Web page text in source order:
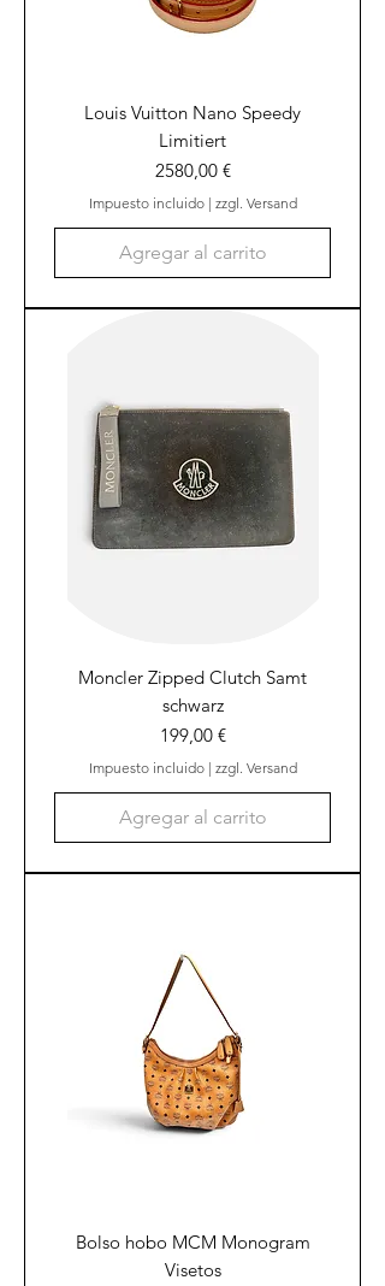
Louis Vuitton Nano Speedy
Limitiert
Precio
2580,00 €
Impuesto incluido| zzgl. Versand
Agregar al carrito
Moncler Zipped Clutch Samt
schwarz
Precio
199,00 €
Impuesto incluido| zzgl. Versand
Agregar al carrito
Bolso hobo MCM Monogram
Visetos